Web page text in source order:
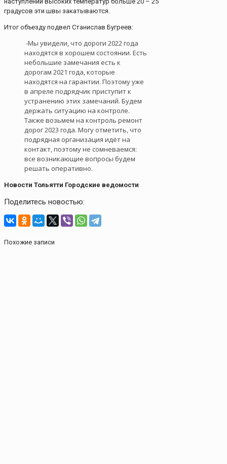
градусов эти швы закатываются.
Итог объезду подвел Станислав Бугреев:
-Мы увидели, что дороги 2022 года
находятся в хорошем состоянии. Есть
небольшие замечания есть к
дорогам 2021 года, которые
находятся на гарантии. Поэтому уже
в апреле подрядчик приступит к
устранению этих замечаний. Будем
держать ситуацию на контроле.
Также возьмем на контроль ремонт
дорог 2023 года. Могу отметить, что
подрядная организация идёт на
контакт, поэтому не сомневаемся:
все возникающие вопросы будем
решать оперативно.
Новости Тольятти Городские ведомости
Поделитесь новостью:
Похожие записи